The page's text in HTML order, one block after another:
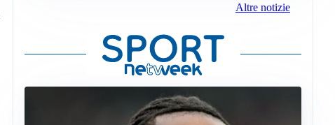
Altre notizie